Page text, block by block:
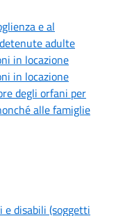
e al
adulte
in locazione
in locazione
degli orfani per
alle famiglie
disabili (soggetti